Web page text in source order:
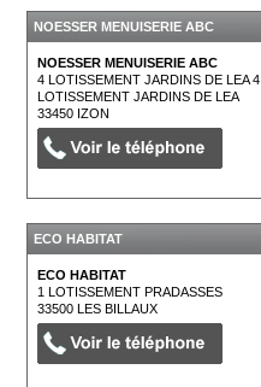
NOESSER MENUISERIE ABC
NOESSER MENUISERIE ABC
4 LOTISSEMENT JARDINS DE LEA 4
LOTISSEMENT JARDINS DE LEA
33450 IZON
ECO HABITAT
ECO HABITAT
1 LOTISSEMENT PRADASSES
33500LES BILLAUX